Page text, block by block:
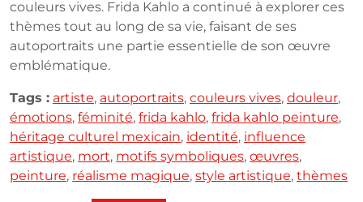
couleurs vives. Frida Kahlo a continué à explorer ces
thèmes tout au long de sa vie, faisant de ses
autoportraits une partie essentielle de son œuvre
emblématique.
Tags : artiste, autoportraits, couleurs vives, douleur,
émotions, féminité, frida kahlo, frida kahlo peinture,
héritage culturel mexicain, identité, influence
artistique, mort, motifs symboliques, œuvres,
peinture, réalisme magique, style artistique, thèmes